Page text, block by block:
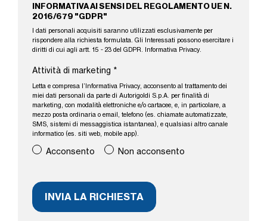
INFORMATIVA AI SENSI DEL REGOLAMENTO UE N.
2016/679 "GDPR"
I dati personali acquisiti saranno utilizzati esclusivamente per
rispondere alla richiesta formulata. Gli Interessati possono esercitare i
diritti di cui agli artt. 15 - 23 del GDPR. Informativa Privacy.
Attività di marketing *
Letta e compresa l’Informativa Privacy, acconsento al trattamento dei
miei dati personali da parte di Autorigoldi S.p.A. per finalità di
marketing, con modalità elettroniche e/o cartacee, e, in particolare, a
mezzo posta ordinaria o email, telefono (es. chiamate automatizzate,
SMS, sistemi di messaggistica istantanea), e qualsiasi altro canale
informatico (es. siti web, mobile app).
Acconsento Non acconsento